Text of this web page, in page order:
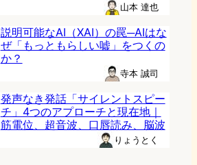
山本 達也
説明可能なAI（XAI）の罠─AIはな
ぜ「もっともらしい嘘」をつくの
か？
寺本 誠司
発声なき発話「サイレントスピー
チ」4つのアプローチと現在地｜
筋電位、超音波、口唇読み、脳波
りょうとく